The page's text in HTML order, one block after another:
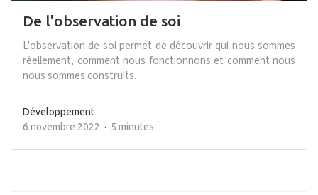
De l'observation de soi
L'observation de soi permet de découvrir qui nous sommes
réellement, comment nous fonctionnons et comment nous
nous sommes construits.
Développement
6 novembre 2022
5 minutes